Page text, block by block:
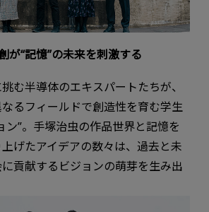
が“記憶”の未来を刺激する
む半導体のエキスパートたちが、
るフィールドで創造性を育む学生
ン”。手塚治虫の作品世界と記憶を
げたアイデアの数々は、過去と未
貢献するビジョンの萌芽を生み出